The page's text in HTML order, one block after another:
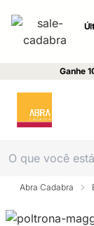
Ganhe
Abra Cadabra